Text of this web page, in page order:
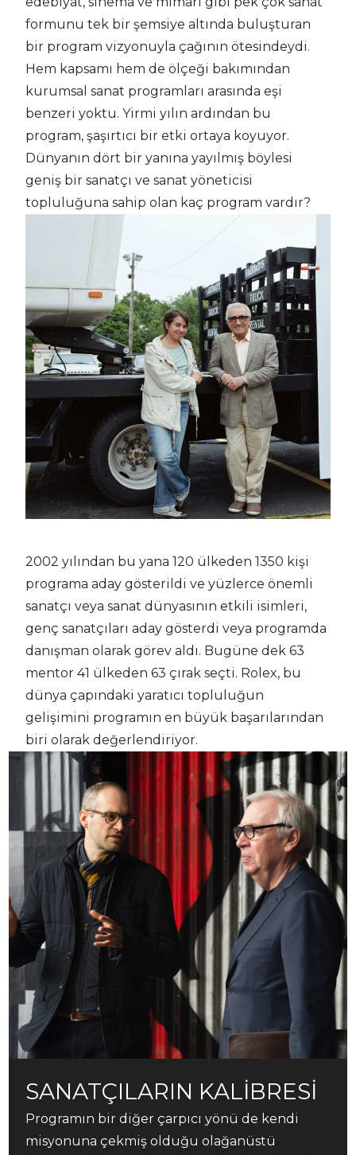
formunu tek bir şemsiye altında buluşturan
bir program vizyonuyla çağının ötesindeydi.
Hem kapsamı hem de ölçeği bakımından
kurumsal sanat programları arasında eşi
benzeri yoktu. Yirmi yılın ardından bu
program, şaşırtıcı bir etki ortaya koyuyor.
Dünyanın dört bir yanına yayılmış böylesi
geniş bir sanatçı ve sanat yöneticisi
topluluğuna sahip olan kaç program vardır?
2002 yılından bu yana 120 ülkeden 1350 kişi
programa aday gösterildi ve yüzlerce önemli
sanatçı veya sanat dünyasının etkili isimleri,
genç sanatçıları aday gösterdi veya programda
danışman olarak görev aldı. Bugüne dek 63
mentor 41 ülkeden 63 çırak seçti. Rolex, bu
dünya çapındaki yaratıcı topluluğun
gelişimini programın en büyük başarılarından
biri olarak değerlendiriyor.
SANATÇILARIN KALİBRESİ
Programın bir diğer çarpıcı yönü de kendi
misyonuna çekmiş olduğu olağanüstü